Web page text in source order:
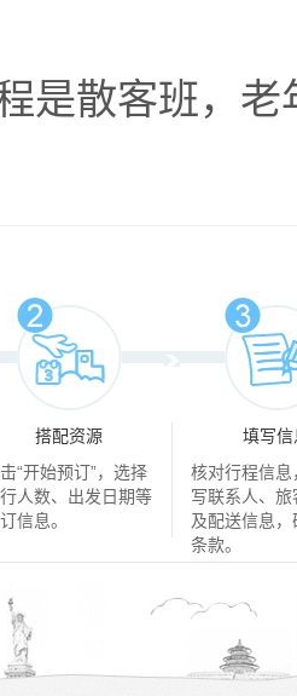
是散客班，
搭配资源
“开始预订”，选择
人数、出发日期等
信息。
填写信
核对行程信息
写联系人、
及配送信息
条款。